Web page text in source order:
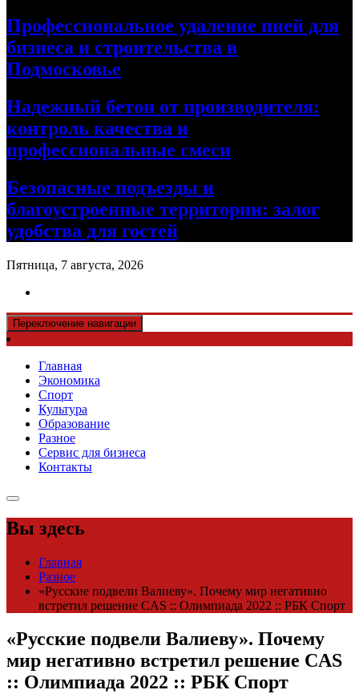
Профессиональное удаление пней для
бизнеса и строительства в
Подмосковье
Надежный бетон от производителя:
контроль качества и
профессиональные смеси
Безопасные подъезды и
благоустроенные территории: залог
удобства для гостей
Пятница, 7 августа, 2026
Переключение навигации
Главная
Экономика
Спорт
Культура
Образование
Разное
Сервис для бизнеса
Контакты
Вы здесь
Главная
Разное
«Русские подвели Валиеву». Почему мир негативно
встретил решение CAS :: Олимпиада 2022 :: РБК Спорт
«Русские подвели Валиеву». Почему
мир негативно встретил решение CAS
:: Олимпиада 2022 :: РБК Спорт